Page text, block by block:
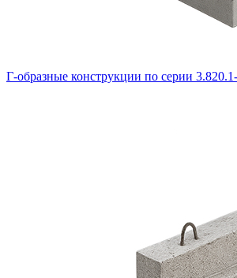
Г-образные конструкции по серии